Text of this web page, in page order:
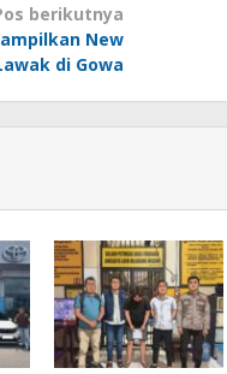
berikutnya
New
di Gowa